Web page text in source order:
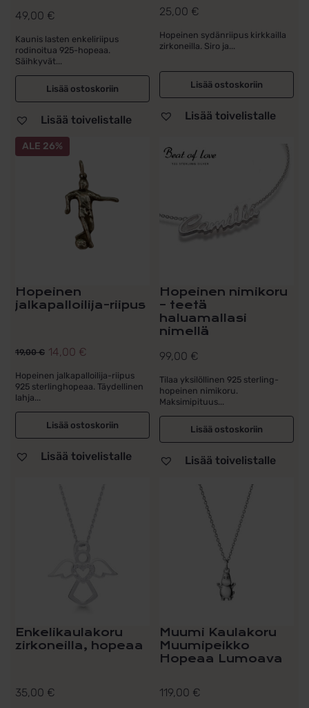
49,00 €
Kaunis lasten enkeliriipus
rodinoitua 925-hopeaa.
Säihkyvät...
Lisää ostoskoriin
Lisää toivelistalle
25,00 €
Hopeinen sydänriipus kirkkailla
zirkoneilla. Siro ja...
Lisää ostoskoriin
Lisää toivelistalle
ALE 26%
Hopeinen
jalkapalloilija-riipus
19,00€
Alkuperäinen
hinta
oli:
19,00 €.
14,00 €
Nykyinen
hinta
on:
14,00 €.
Hopeinen jalkapalloilija-riipus
925 sterlinghopeaa. Täydellinen
lahja...
Lisää ostoskoriin
Lisää toivelistalle
Hopeinen nimikoru
– teetä
haluamallasi
nimellä
99,00 €
Tilaa yksilöllinen 925 sterling-
hopeinen nimikoru.
Maksimipituus...
Lisää ostoskoriin
Lisää toivelistalle
Enkelikaulakoru
zirkoneilla, hopeaa
35,00 €
Muumi Kaulakoru
Muumipeikko
Hopeaa Lumoava
119,00 €